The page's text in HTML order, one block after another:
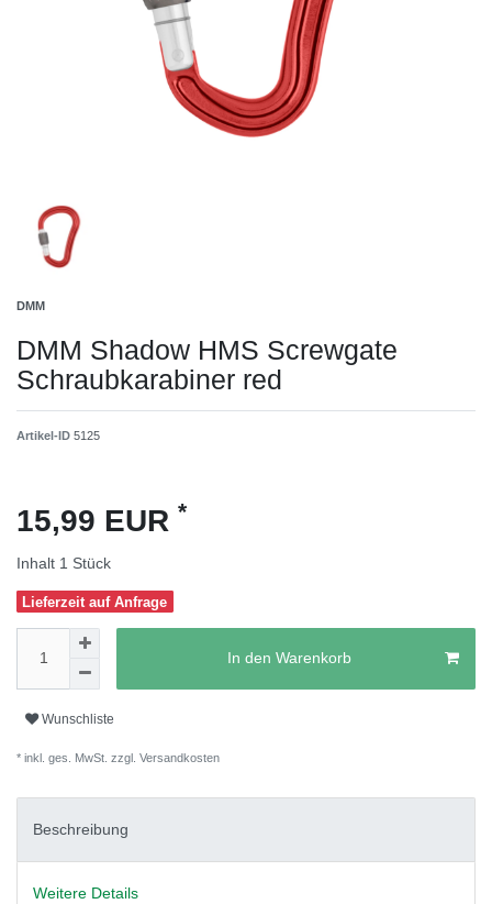
DMM
DMM Shadow HMS Screwgate
Schraubkarabiner red
Artikel-ID 5125
15,99 EUR *
Inhalt 1 Stück
Lieferzeit auf Anfrage
In den Warenkorb
Wunschliste
* inkl. ges. MwSt. zzgl. Versandkosten
Beschreibung
Weitere Details